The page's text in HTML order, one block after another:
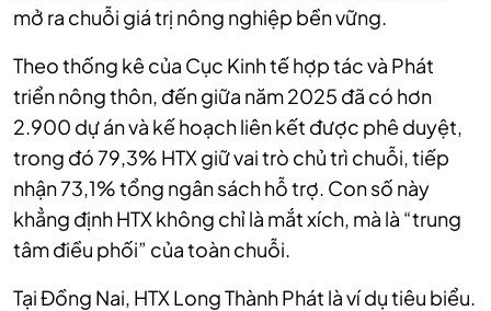
mở ra chuỗi giá trị nông nghiệp bền vững.
Theo thống kê của Cục Kinh tế hợp tác và Phát
triển nông thôn, đến giữa năm 2025 đã có hơn
2.900 dự án và kế hoạch liên kết được phê duyệt,
trong đó 79,3% HTX giữ vai trò chủ trì chuỗi, tiếp
nhận 73,1% tổng ngân sách hỗ trợ. Con số này
khẳng định HTX không chỉ là mắt xích, mà là “trung
tâm điều phối” của toàn chuỗi.
Tại Đồng Nai, HTX Long Thành Phát là ví dụ tiêu biểu.